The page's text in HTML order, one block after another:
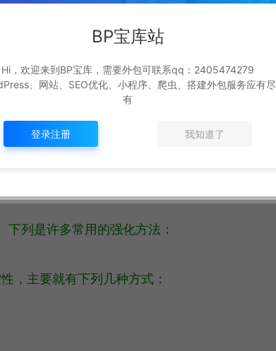
来加速；
的渲染。
列是许多常用的强化方法：
，主要就有下列几种方式：
BP宝库站
Hi，欢迎来到BP宝库，需要外包可联系qq：2405474279
、网站、SEO优化、小程序、爬虫、搭建外包服务应有尽
有
登录注册 我知道了